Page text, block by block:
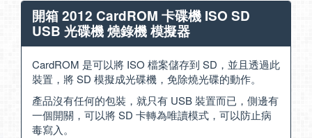
開箱 2012 CardROM 卡碟機 ISO SD
USB 光碟機 燒錄機 模擬器
CardROM 是可以將 ISO 檔案儲存到 SD，並且透過此
裝置，將 SD 模擬成光碟機，免除燒光碟的動作。
產品沒有任何的包裝，就只有 USB 裝置而已，側邊有
一個開關，可以將 SD 卡轉為唯讀模式，可以防止病
毒寫入。